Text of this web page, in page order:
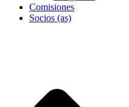
Comisiones
Socios (as)